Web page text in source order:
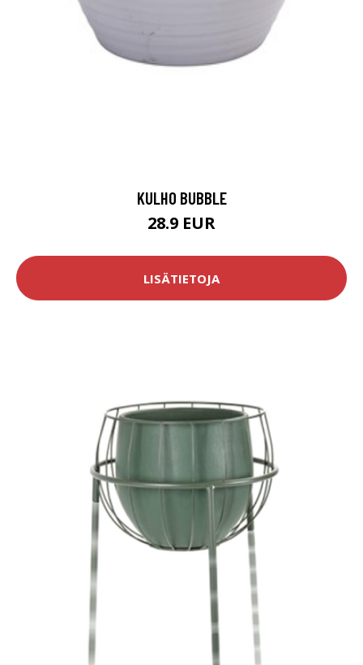
KULHO BUBBLE
28.9 EUR
LISÄTIETOJA